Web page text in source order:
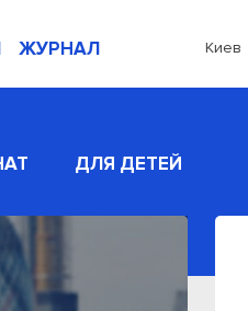
ЖУРНАЛ Киев
ДЛЯ ДЕТЕЙ